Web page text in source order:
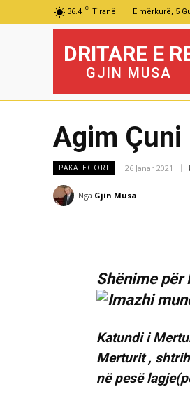
36.4 C Tiranë E mërkurë, 5
DRITARE E
GJIN MUSA
Agim Çuni
PAKATEGORI 26 Janar 2021
Nga Gjin Musa
Shënime për
Katundi i
Merturit ,
në pesë